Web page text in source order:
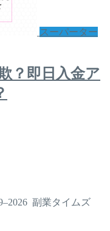
スーパーター
？即日入金ア
副業タイムズ